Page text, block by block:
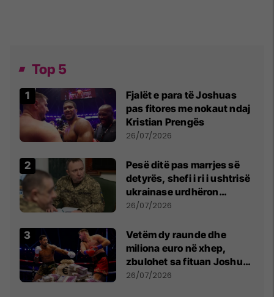
Top 5
Fjalët e para të Joshuas
pas fitores me nokaut ndaj
Kristian Prengës
26/07/2026
Pesë ditë pas marrjes së
detyrës, shefi i ri i ushtrisë
ukrainase urdhëron
kontroll të madh
26/07/2026
Vetëm dy raunde dhe
miliona euro në xhep,
zbulohet sa fituan Joshua
e Prenga
26/07/2026